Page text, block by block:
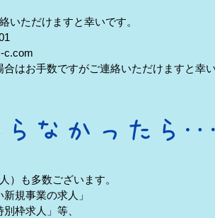
ただけますと幸いです。
c.com
はお手数ですがご連絡いただけますと幸い
）も多数ございます。
規事業の求人」
枠求人」等、